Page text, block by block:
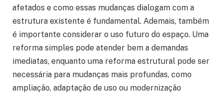
afetados e como essas mudanças dialogam com a
estrutura existente é fundamental. Ademais, também
é importante considerar o uso futuro do espaço. Uma
reforma simples pode atender bem a demandas
imediatas, enquanto uma reforma estrutural pode ser
necessária para mudanças mais profundas, como
ampliação, adaptação de uso ou modernização